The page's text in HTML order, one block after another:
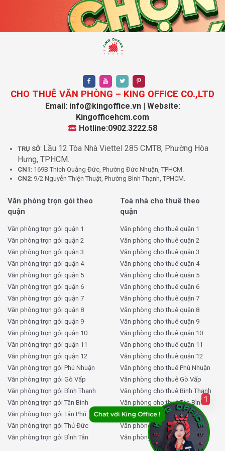
Tại Cityland Tower, giá thuê văn phòng dao động từ $20
– $23,5/m2. Tuy nhiên, lưu ý rằng giá thuê này có thể
thay đổi tùy thuộc vào thị trường và diện tích văn phòng.
Mức phí
3,5 USD/M²/Tháng
10%
Có đồng hồ riêng
Phí gửi ô tô 2.500.000VNĐ/Xe/Tháng
Phí ngoài giờ Thỏa thuận
Thời gian thuê Từ 2 năm trở lên
Để biết thêm thông tin chi tiết về giá thuê và các yêu cầu
cung cấp cho bạn thông tin cập nhật, báo giá chi tiết và
lên lịch đi khảo sát văn phòng thực tế tại Cityland
Tower.
Tại sao nên thuê văn phòng
Cityland Tower tại KingOffice?
KingOffice không chỉ cung cấp dịch vụcho thuê văn
phòngtại Cityland Tower mà còn hỗ trợ khách hàng toàn
diện trong suốt quá trình thuê. Chúng tôi hiểu rằng tìm
kiếm văn phòng phù hợp là một quyết định quan trọng
đối với mỗi doanh nghiệp, và chúng tôi cam kết mang
đến sự hỗ trợ tối ưu nhất để bạn có thể đưa ra lựa chọn
phù hợp.
Quản lý hơn 2000 tòa nhà văn phòng:Với dữ liệu
cập nhật liên tục, KingOffice có khả năng tư vấn cho
bạn những lựa chọn văn phòng tốt nhất, bao gồm
CHO THUÊ VĂN PHÒNG – KING OFFICE CO.,LTD
Email: info@kingoffice.vn | Website:
Kingofficehcm.com
Hotline:0902.3222.58
TRỤ SỞ: Lầu 12 Tòa Nhà Viettel 285 CMT8, Phường Hòa
Hưng, TPHCM.
CN1 : 169B Thích Quảng Đức, Phường Đức Nhuận, TPHCM.
CN2: 9/2 Nguyễn Thiện Thuật, Phường Bình Thạnh, TPHCM.
Văn phòng trọn gói theo
quận
Văn phòng trọn gói quận 1
Văn phòng trọn gói quận 2
Văn phòng trọn gói quận 3
Văn phòng trọn gói quận 4
Văn phòng trọn gói quận 5
Văn phòng trọn gói quận 6
Văn phòng trọn gói quận 7
Văn phòng trọn gói quận 8
Văn phòng trọn gói quận 9
Văn phòng trọn gói quận 10
Văn phòng trọn gói quận 11
Văn phòng trọn gói quận 12
Văn phòng trọn gói Phú Nhuận
Văn phòng trọn gói Gò Vấp
Văn phòng trọn gói Bình Thạnh
Văn phòng trọn gói Tân Bình
Văn phòng trọn gói Tân Phú
Văn phòng trọn gói Thủ Đức
Văn phòng trọn gói Bình Tân
Toà nhà cho thuê theo
quận
Văn phòng cho thuê quận 1
Văn phòng cho thuê quận 2
Văn phòng cho thuê quận 3
Văn phòng cho thuê quận 4
Văn phòng cho thuê quận 5
Văn phòng cho thuê quận 6
Văn phòng cho thuê quận 7
Văn phòng cho thuê quận 8
Văn phòng cho thuê quận 9
Văn phòng cho thuê quận 10
Văn phòng cho thuê quận 11
Văn phòng cho thuê quận 12
Văn phòng cho thuê Phú Nhuận
Văn phòng cho thuê Gò Vấp
Văn phòng cho thuê Bình Thạnh
Văn phòng cho thuê Tân Bình
Văn phòng cho thuê Tân Phú
Văn phòng cho thuê Thủ Đức
Văn phòng cho thuê Bình Tân
1